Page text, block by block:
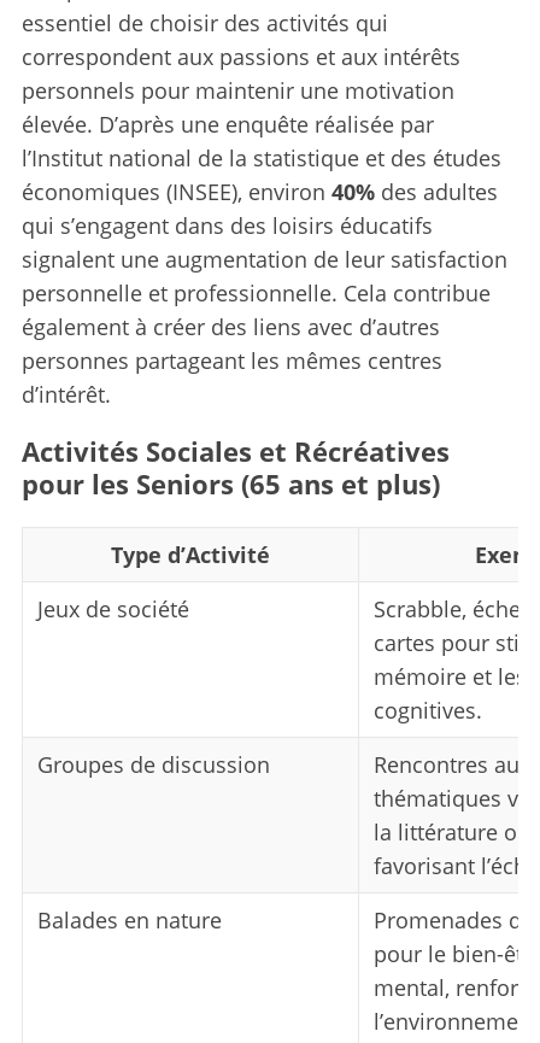
essentiel de choisir des activités qui
correspondent aux passions et aux intérêts
personnels pour maintenir une motivation
élevée. D’après une enquête réalisée par
l’Institut national de la statistique et des études
économiques (INSEE), environ 40%des adultes
qui s’engagent dans des loisirs éducatifs
signalent une augmentation de leur satisfaction
personnelle et professionnelle. Cela contribue
également à créer des liens avec d’autres
personnes partageant les mêmes centres
d’intérêt.
Activités Sociales et Récréatives
pour les Seniors (65 ans et plus)
Type d’Activité
Jeux de société
Scrabble,
cartes pour
mémoire et les
cognitives.
Groupes de discussion
Rencontres
thématiques
la littérature ou
favorisant
Balades en nature
Promenades
pour le bien-
mental,